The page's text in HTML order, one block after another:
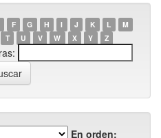
F G H I J K L
M
T U V W X Y Z
En orden: